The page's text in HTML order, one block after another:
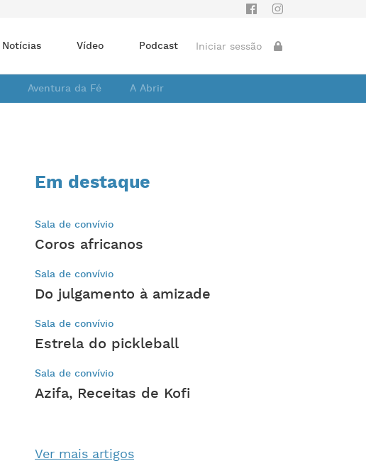
Notícias Vídeo Podcast Iniciar sessão
Aventura da Fé A Abrir
Em destaque
Sala de convívio
Coros africanos
Sala de convívio
Do julgamento à amizade
Sala de convívio
Estrela do pickleball
Sala de convívio
Azifa, Receitas de Kofi
Ver mais artigos